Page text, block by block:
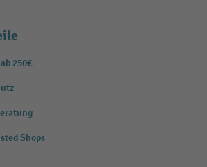
250€
Shops